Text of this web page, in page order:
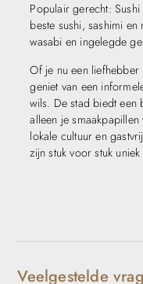
Populair gerecht:
beste sushi, sashimi
wasabi en ingelegde
Of je nu een
geniet van een
wils. De stad biedt een
alleen je
lokale cultuur en
zijn stuk voor stuk
Veelgestelde